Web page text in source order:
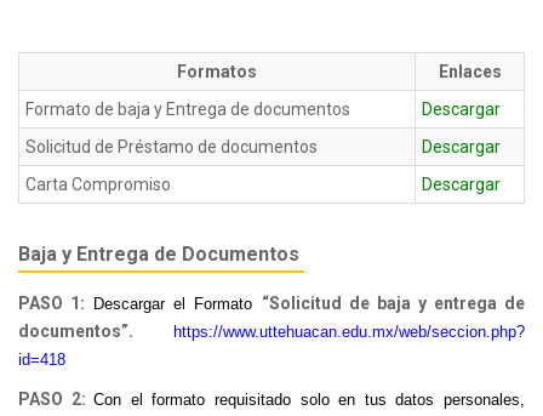
Formatos
Enlaces
Formato de baja y Entrega de documentos
Descargar
Solicitud de Préstamo de documentos
Descargar
Carta Compromiso
Descargar
Baja y Entrega de Documentos
PASO 1: Descargar el Formato “Solicitud de baja y entrega de
documentos”.
https://www.uttehuacan.edu.mx/web/seccion.php?
id=418
PASO 2:Con el formato requisitado solo en tus datos personales,